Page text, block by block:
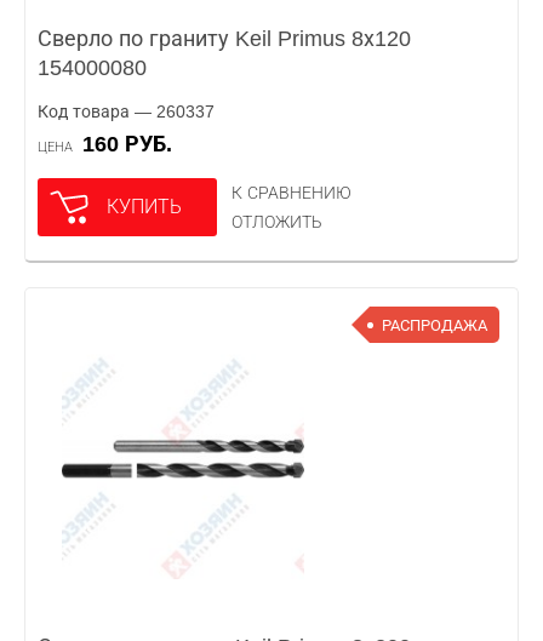
Сверло по граниту Keil Primus 8х120
154000080
Код товара — 260337
ЦЕНА 160 РУБ.
КУПИТЬ
К СРАВНЕНИЮ
ОТЛОЖИТЬ
РАСПРОДАЖА